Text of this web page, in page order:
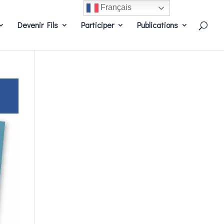
Devenir Fils Participer Publications
Français